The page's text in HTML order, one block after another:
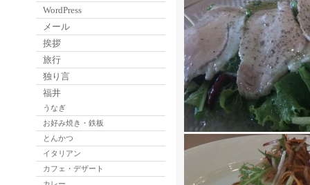
WordPress
メール
挨拶
旅行
独り言
福井
うなぎ
お好み焼き・鉄板
とんかつ
イタリアン
カフェ・デザート